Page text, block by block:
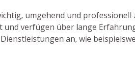
umgehend und
verfügen über lange
an, wie